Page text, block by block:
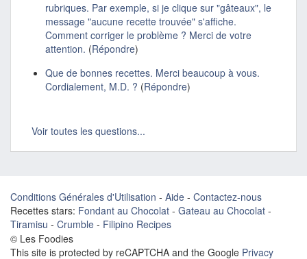
rubriques. Par exemple, si je clique sur "gâteaux", le
message "aucune recette trouvée" s'affiche.
Comment corriger le problème ? Merci de votre
attention. (Répondre)
Que de bonnes recettes. Merci beaucoup à vous.
Cordialement, M.D. ? (Répondre)
Voir toutes les questions...
Conditions Générales d'Utilisation - Aide - Contactez-nous
Recettes stars: Fondant au Chocolat - Gateau au Chocolat -
Tiramisu - Crumble - Filipino Recipes
© Les Foodies
This site is protected by reCAPTCHA and the Google Privacy